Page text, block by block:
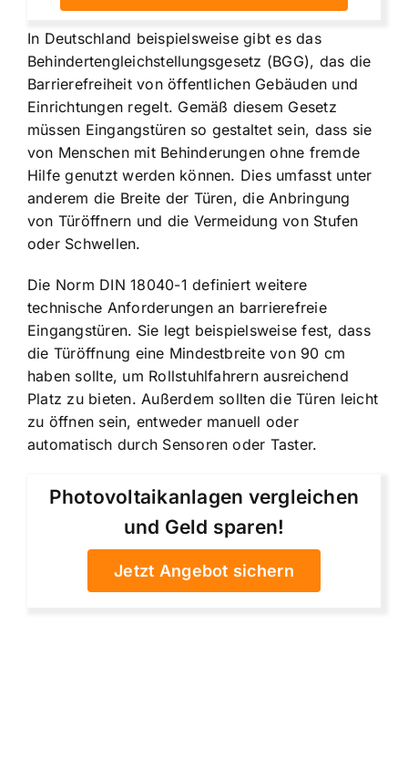
In Deutschland beispielsweise gibt es das
Behindertengleichstellungsgesetz (BGG), das die
Barrierefreiheit von öffentlichen Gebäuden und
Einrichtungen regelt. Gemäß diesem Gesetz
müssen Eingangstüren so gestaltet sein, dass sie
von Menschen mit Behinderungen ohne fremde
Hilfe genutzt werden können. Dies umfasst unter
anderem die Breite der Türen, die Anbringung
von Türöffnern und die Vermeidung von Stufen
oder Schwellen.
Die Norm DIN 18040-1 definiert weitere
technische Anforderungen an barrierefreie
Eingangstüren. Sie legt beispielsweise fest, dass
die Türöffnung eine Mindestbreite von 90 cm
haben sollte, um Rollstuhlfahrern ausreichend
Platz zu bieten. Außerdem sollten die Türen leicht
zu öffnen sein, entweder manuell oder
automatisch durch Sensoren oder Taster.
Photovoltaikanlagen vergleichen
und Geld sparen!
Jetzt Angebot sichern